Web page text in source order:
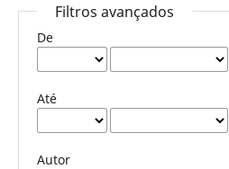
Filtros avançados
De
Até
Autor